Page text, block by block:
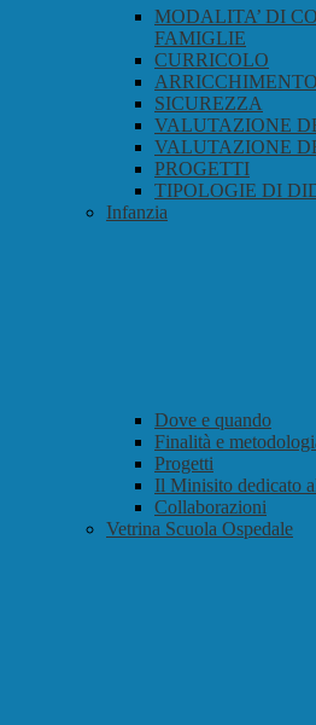
MODALITA’ DI
FAMIGLIE
CURRICOLO
SICUREZZA
VALUTAZIONE
VALUTAZIONE
PROGETTI
TIPOLOGIE DI
Infanzia
Dove e quando
Finalità e
Progetti
Il Minisito dedicato
Collaborazioni
Vetrina Scuola Ospedale